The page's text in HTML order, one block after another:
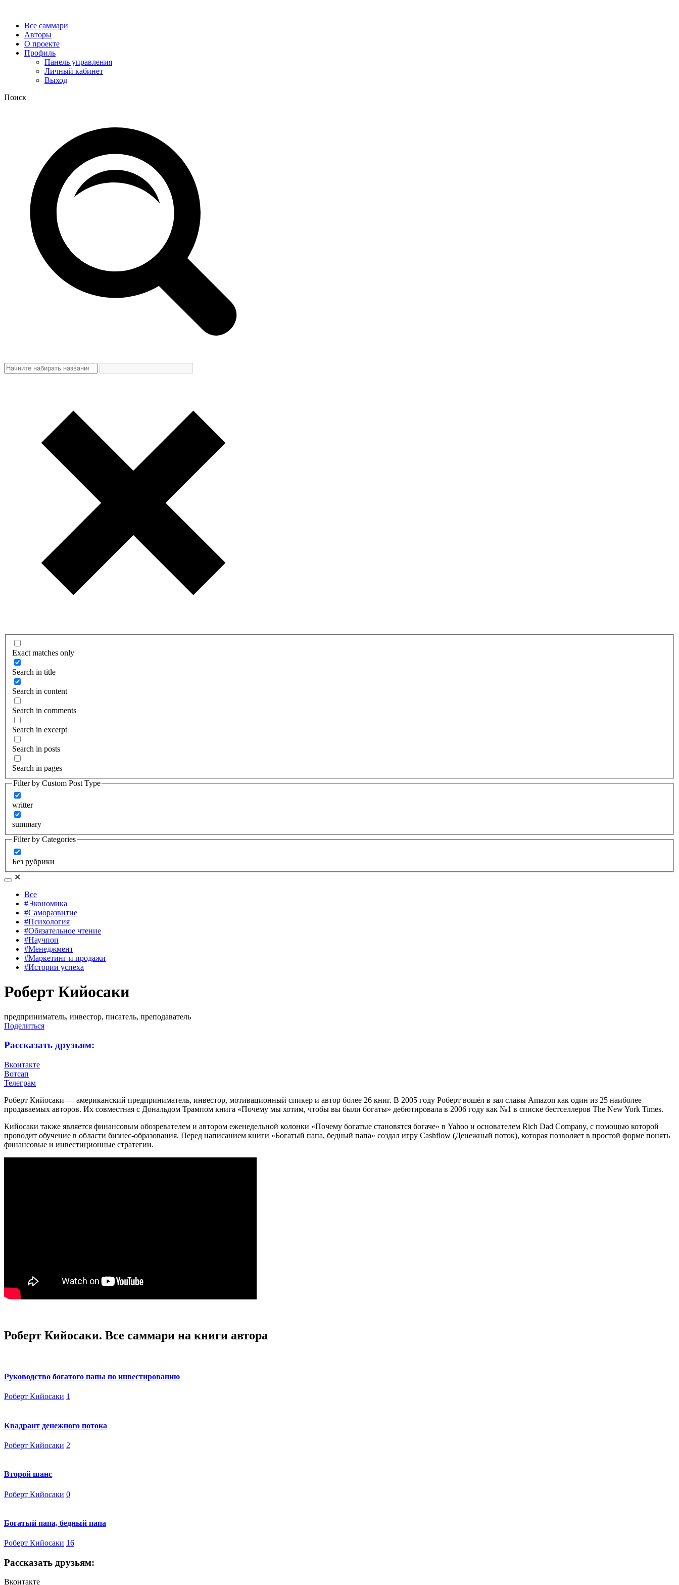
Все саммари
Авторы
О проекте
Профиль
Панель управления
Личный кабинет
Выход
Поиск
Exact matches only
Search in title
Search in content
Search in comments
Search in excerpt
Search in posts
Search in pages
Filter by Custom Post Type
writter
summary
Filter by Categories
Без рубрики
✕
Все
#Экономика
#Саморазвитие
#Психология
#Обязательное чтение
#Научпоп
#Менеджмент
#Маркетинг и продажи
#Истории успеха
Роберт Кийосаки
предприниматель, инвестор, писатель, преподаватель
Поделиться
Рассказать друзьям:
Вконтакте
Вотсап
Телеграм
Роберт Кийосаки — американский предприниматель, инвестор, мотивационный спикер и автор более 26 книг. В 2005 году Роберт вошёл в зал славы Amazon как один из 25 наиболее
продаваемых авторов. Их совместная с Дональдом Трампом книга «Почему мы хотим, чтобы вы были богаты» дебютировала в 2006 году как №1 в списке бестселлеров The New York Times.
Кийосаки также является финансовым обозревателем и автором еженедельной колонки «Почему богатые становятся богаче» в Yahoo и основателем Rich Dad Company, с помощью которой
проводит обучение в области бизнес-образования. Перед написанием книги «Богатый папа, бедный папа» создал игру Cashflow (Денежный поток), которая позволяет в простой форме понять
финансовые и инвестиционные стратегии.
Роберт Кийосаки. Все саммари на книги автора
Руководство богатого папы по инвестированию
Роберт Кийосаки 1
Квадрант денежного потока
Роберт Кийосаки 2
Второй шанс
Роберт Кийосаки 0
Богатый папа, бедный папа
Роберт Кийосаки 16
Рассказать друзьям:
Вконтакте